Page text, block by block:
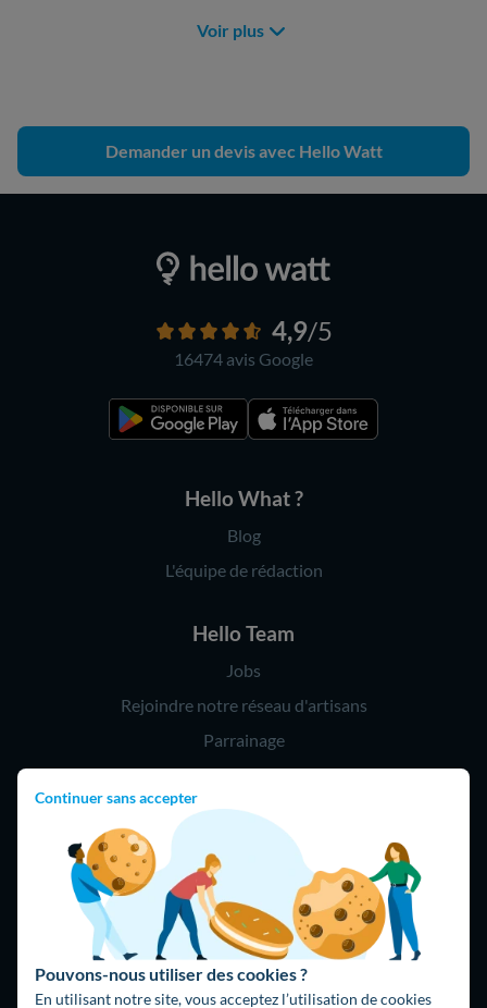
Continuer sans accepter
Pouvons-nous utiliser des cookies ?
En utilisant notre site, vous acceptez l’utilisation de cookies
Voir plus
Demander un devis avec Hello Watt
4,9/5
16474 avis Google
Hello What ?
Blog
L'équipe de rédaction
Hello Team
Jobs
Rejoindre notre réseau d'artisans
Parrainage
Hello !
09 75 18 60 60
(8h-21h)
75018 Paris